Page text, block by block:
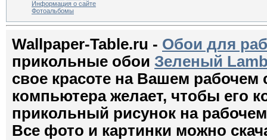
Информация о сайте
Фотоальбомы
Wallpaper-Table.ru - Обои для
прикольные обои Зеленый
свое красоте на Вашем
компьютера желает, чтобы его
прикольный рисунок на
Все фото и картинки можно